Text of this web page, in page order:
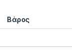
Βάρος